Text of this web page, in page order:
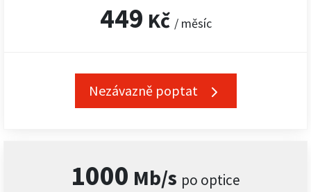
449 Kč / měsíc
Nezávazně poptat
1000 Mb/s po optice